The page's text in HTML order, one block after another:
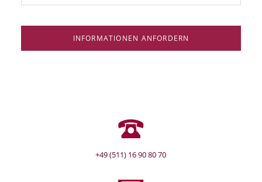
INFORMATIONEN ANFORDERN
+49 (511) 16 90 80 70